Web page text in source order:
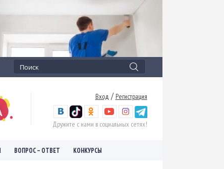
Вход / Регистрация
Дружите с нами в социальных сетях!
ВОПРОС – ОТВЕТ КОНКУРСЫ